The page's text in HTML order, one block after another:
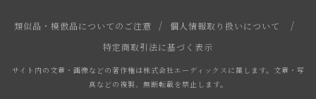
類似品・模倣品についてのご注意
個人情報取り扱いについて
特定商取引法に基づく表示
サイト内の文章・画像などの著作権は株式会社エーディックスに属します。文章・写
真などの複製、無断転載を禁止します。